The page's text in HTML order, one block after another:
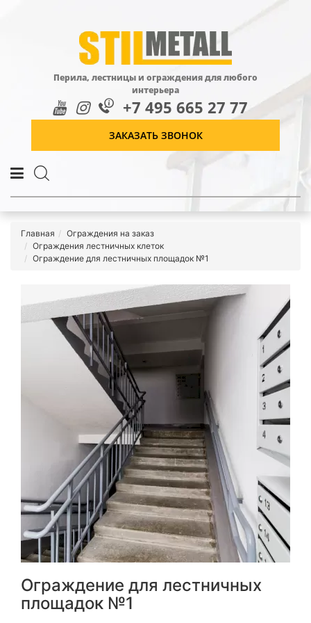
Перила, лестницы и ограждения для любого
интерьера
+7 495 665 27 77
ЗАКАЗАТЬ ЗВОНОК
Главная
Ограждения на заказ
Ограждения лестничных клеток
Ограждение для лестничных площадок №1
Ограждение для лестничных
площадок №1